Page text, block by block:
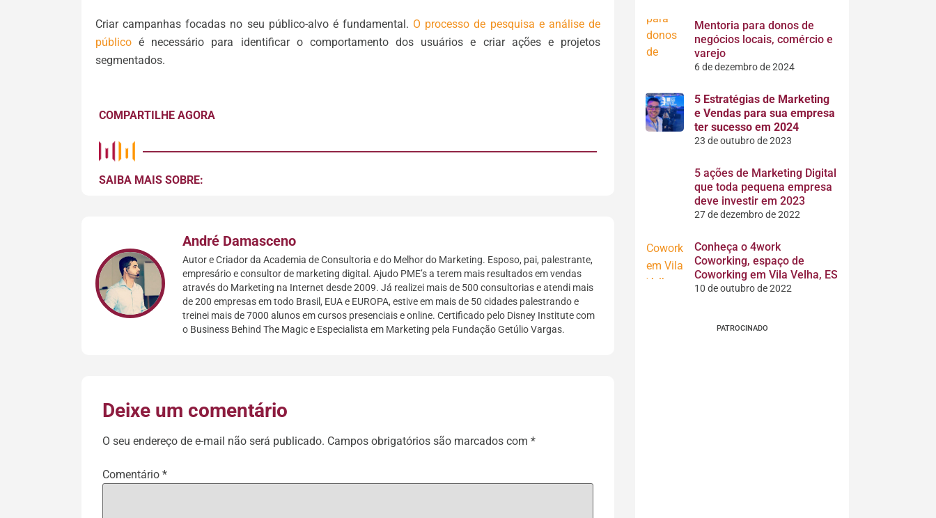
Criar campanhas focadas no seu público-alvo é fundamental. O processo de pesquisa e análise de
público é necessário para identificar o comportamento dos usuários e criar ações e projetos
segmentados.
COMPARTILHE AGORA
SAIBA MAIS SOBRE:
André Damasceno
Autor e Criador da Academia de Consultoria e do Melhor do Marketing. Esposo, pai, palestrante,
empresário e consultor de marketing digital. Ajudo PME’s a terem mais resultados em vendas
através do Marketing na Internet desde 2009. Já realizei mais de 500 consultorias e atendi mais
de 200 empresas em todo Brasil, EUA e EUROPA, estive em mais de 50 cidades palestrando e
treinei mais de 7000 alunos em cursos presenciais e online. Certificado pelo Disney Institute com
o Business Behind The Magic e Especialista em Marketing pela Fundação Getúlio Vargas.
Deixe um comentário
O seu endereço de e-mail não será publicado. Campos obrigatórios são marcados com *
Comentário *
Mentoria para donos de
negócios locais, comércio e
varejo
6 de dezembro de 2024
5 Estratégias de Marketing
e Vendas para sua empresa
ter sucesso em 2024
23 de outubro de 2023
5 ações de Marketing Digital
que toda pequena empresa
deve investir em 2023
27 de dezembro de 2022
Conheça o 4work
Coworking, espaço de
Coworking em Vila Velha, ES
10 de outubro de 2022
PATROCINADO